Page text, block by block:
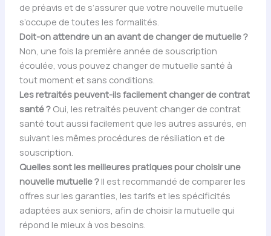
de préavis et de s’assurer que votre nouvelle mutuelle
s’occupe de toutes les formalités.
Doit-on attendre un an avant de changer de mutuelle ?
Non, une fois la première année de souscription
écoulée, vous pouvez changer de mutuelle santé à
tout moment et sans conditions.
Les retraités peuvent-ils facilement changer de contrat
santé ?Oui, les retraités peuvent changer de contrat
santé tout aussi facilement que les autres assurés, en
suivant les mêmes procédures de résiliation et de
souscription.
Quelles sont les meilleures pratiques pour choisir une
nouvelle mutuelle ?Il est recommandé de comparer les
offres sur les garanties, les tarifs et les spécificités
adaptées aux seniors, afin de choisir la mutuelle qui
répond le mieux à vos besoins.